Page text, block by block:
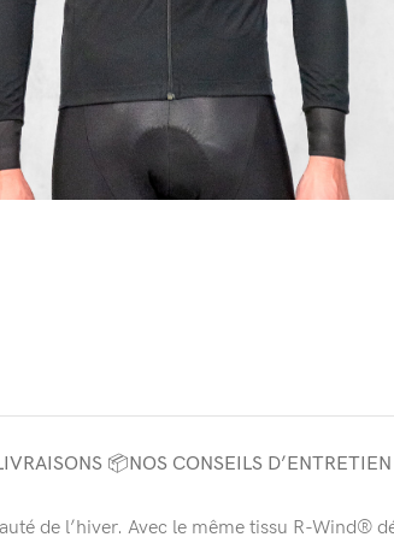
pour agrandir
📦NOS CONSEILS D’ENTRETIEN
de l’hiver. Avec le même tissu R-Wind®